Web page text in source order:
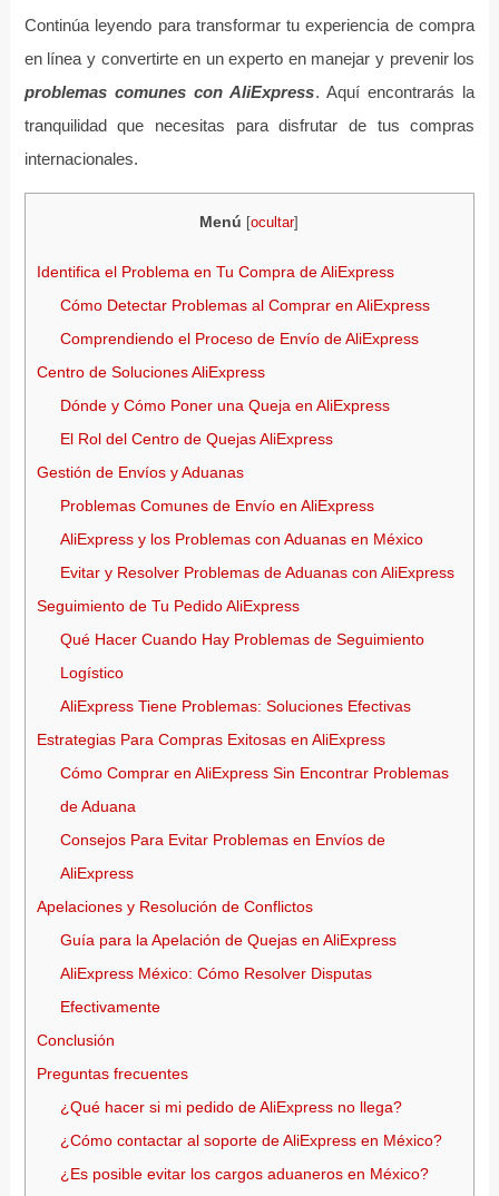
Continúa leyendo para transformar tu experiencia de compra
en línea y convertirte en un experto en manejar y prevenir los
problemas comunes con AliExpress. Aquí encontrarás la
tranquilidad que necesitas para disfrutar de tus compras
internacionales.
Menú [ocultar]
Identifica el Problema en Tu Compra de AliExpress
Cómo Detectar Problemas al Comprar en AliExpress
Comprendiendo el Proceso de Envío de AliExpress
Centro de Soluciones AliExpress
Dónde y Cómo Poner una Queja en AliExpress
El Rol del Centro de Quejas AliExpress
Gestión de Envíos y Aduanas
Problemas Comunes de Envío en AliExpress
AliExpress y los Problemas con Aduanas en México
Evitar y Resolver Problemas de Aduanas con AliExpress
Seguimiento de Tu Pedido AliExpress
Qué Hacer Cuando Hay Problemas de Seguimiento
Logístico
AliExpress Tiene Problemas: Soluciones Efectivas
Estrategias Para Compras Exitosas en AliExpress
Cómo Comprar en AliExpress Sin Encontrar Problemas
de Aduana
Consejos Para Evitar Problemas en Envíos de
AliExpress
Apelaciones y Resolución de Conflictos
Guía para la Apelación de Quejas en AliExpress
AliExpress México: Cómo Resolver Disputas
Efectivamente
Conclusión
Preguntas frecuentes
¿Qué hacer si mi pedido de AliExpress no llega?
¿Cómo contactar al soporte de AliExpress en México?
¿Es posible evitar los cargos aduaneros en México?